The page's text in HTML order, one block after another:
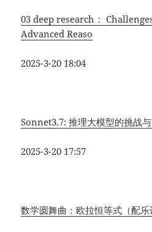
03 deep research：
Advanced Reaso
2025-3-20 18:04
Sonnet3.7: 推理大模型的挑战与
2025-3-20 17:57
数学圆舞曲：欧拉恒等式（配乐